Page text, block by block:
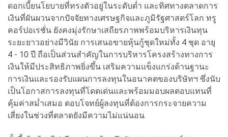
ดอกเบี้ยนโยบายที่ทรงตัวอยู่ในระดับต่ำ และทิศทางตลาดการ
เงินที่ผันผวนจากปัจจัยทางเศรษฐกิจและภูมิรัฐศาสตร์โลก ทรู
คอร์ปอเรชั่น ยังคงมุ่งรักษาเสถียรภาพพร้อมบริหารเงินทุน
ระยะยาวอย่างมีวินัย การเสนอขายหุ้นกู้ชุดใหม่ทั้ง 4 ชุด อายุ
4 - 10 ปี ถือเป็นส่วนสำคัญในการบริหารโครงสร้างทางการ
เงินให้มีประสิทธิภาพยิ่งขึ้น เสริมความแข็งแกร่งด้านฐานะ
การเงินและรองรับแผนการลงทุนในอนาคตของบริษัทฯ ซึ่งนับ
เป็นโอกาสการลงทุนที่โดดเด่นและพร้อมมอบผลตอบแทนที่
คุ้มค่าสม่ำเสมอ ตอบโจทย์ผู้ลงทุนที่ต้องการกระจายความ
เสี่ยงในช่วงที่ตลาดยังมีความไม่แน่นอน